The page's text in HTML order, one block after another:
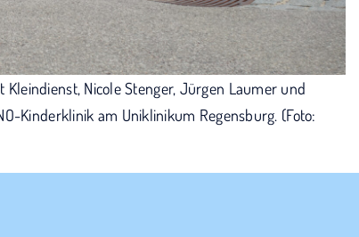
Kleindienst, Nicole Stenger, Jürgen Laumer und
Kinderklinik am Uniklinikum Regensburg. (Foto: